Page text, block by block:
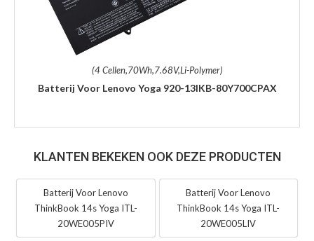
(4 Cellen,70Wh,7.68V,Li-Polymer)
Batterij Voor Lenovo Yoga 920-13IKB-80Y700CPAX
KLANTEN BEKEKEN OOK DEZE PRODUCTEN
Batterij Voor Lenovo
ThinkBook 14s Yoga ITL-
20WE005PIV
Batterij Voor Lenovo
ThinkBook 14s Yoga ITL-
20WE005LIV